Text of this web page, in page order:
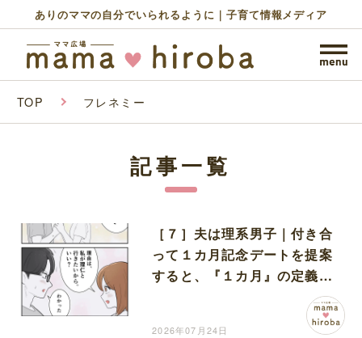
ありのママの自分でいられるように｜子育て情報メディア
TOP フレネミー
記事一覧
［７］夫は理系男子｜付き合
って１カ月記念デートを提案
すると、『１カ月』の定義を
2026年07月24日